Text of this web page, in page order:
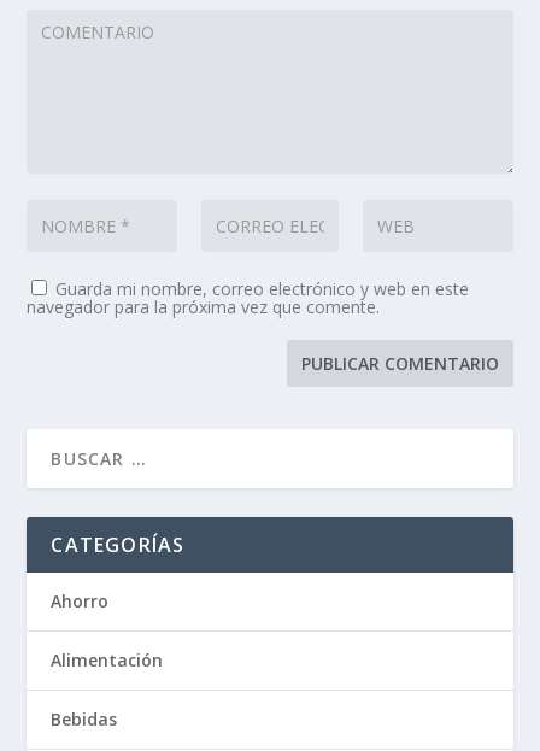
Guarda mi nombre, correo electrónico y web en este
navegador para la próxima vez que comente.
CATEGORÍAS
Ahorro
Alimentación
Bebidas